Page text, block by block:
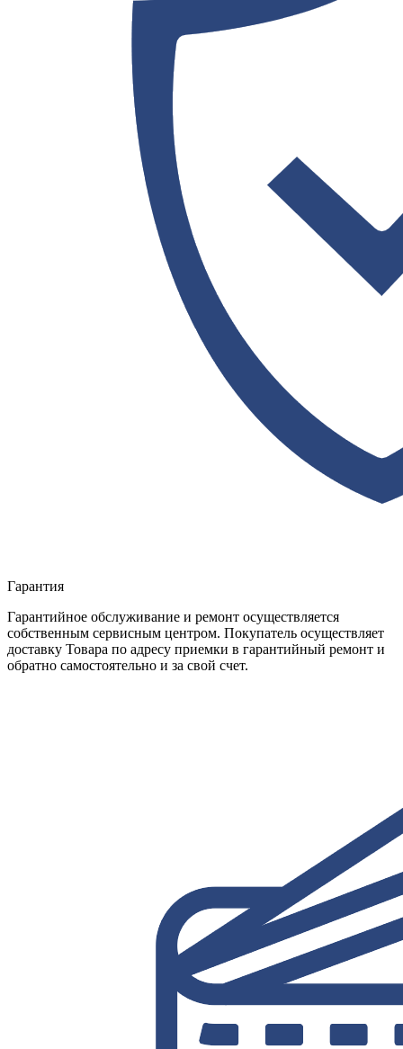
Гарантия
Гарантийное обслуживание и ремонт осуществляется
собственным сервисным центром. Покупатель осуществляет
доставку Товара по адресу приемки в гарантийный ремонт и
обратно самостоятельно и за свой счет.